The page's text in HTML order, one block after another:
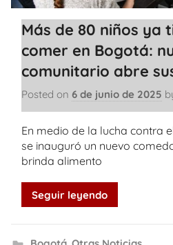
Más de 80 niños ya
comer en Bogotá:
comunitario abre
Posted on 6 de junio de 2025
En medio de la lucha contra
se inauguró un nuevo
brinda alimento
Seguir leyendo